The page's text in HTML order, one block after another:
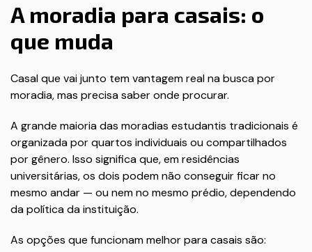
A moradia para casais: o
que muda
Casal que vai junto tem vantagem real na busca por
moradia, mas precisa saber onde procurar.
A grande maioria das moradias estudantis tradicionais é
organizada por quartos individuais ou compartilhados
por gênero. Isso significa que, em residências
universitárias, os dois podem não conseguir ficar no
mesmo andar — ou nem no mesmo prédio, dependendo
da política da instituição.
As opções que funcionam melhor para casais são: